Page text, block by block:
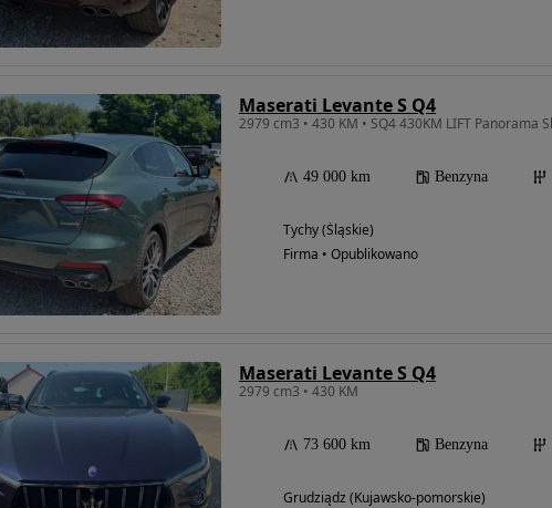
Maserati Levante S Q4
49 000 km Benzyna
Tychy (Śląskie)
Firma • Opublikowano
Maserati Levante S Q4
2979 cm3 • 430 KM
73 600 km Benzyna
Grudziądz (Kujawsko-pomorskie)